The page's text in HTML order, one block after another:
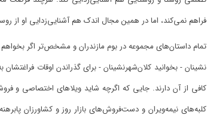
فراهم نمی‌کند، اما در همین مجال اندک هم آشنایی‌زدایی او از
تمام داستان‌های مجموعه در بوم مازندران و مشخص‌‌تر اگر
نشینان‌ - بخوانید کلان‌شهر‌نشینان - برای گذراندن اوقات
کافی از آن دارند. جایی که اگرچه شاید ویلاهای اختصاصی و
کلبه‌های نیمه‌‌‌ویران و دست‌فروش‌‌های بازار روز و کشاورزان